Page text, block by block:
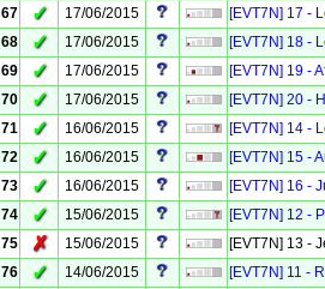
67
✓ 17/06/2015
[EVT7N] 17 -
68
✓ 17/06/2015
[EVT7N] 18 -
69
✓ 17/06/2015
[EVT7N] 19 -
70
✓ 17/06/2015
[EVT7N] 20 -
71
✓ 16/06/2015
[EVT7N] 14 -
72
✓ 16/06/2015
[EVT7N] 15 -
73
✓ 16/06/2015
[EVT7N] 16 -
74
✓ 15/06/2015
[EVT7N] 12 -
75
✗ 15/06/2015
[EVT7N] 13 -
76
✓ 14/06/2015
[EVT7N] 11 -